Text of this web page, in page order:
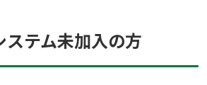
ステム未加入の方